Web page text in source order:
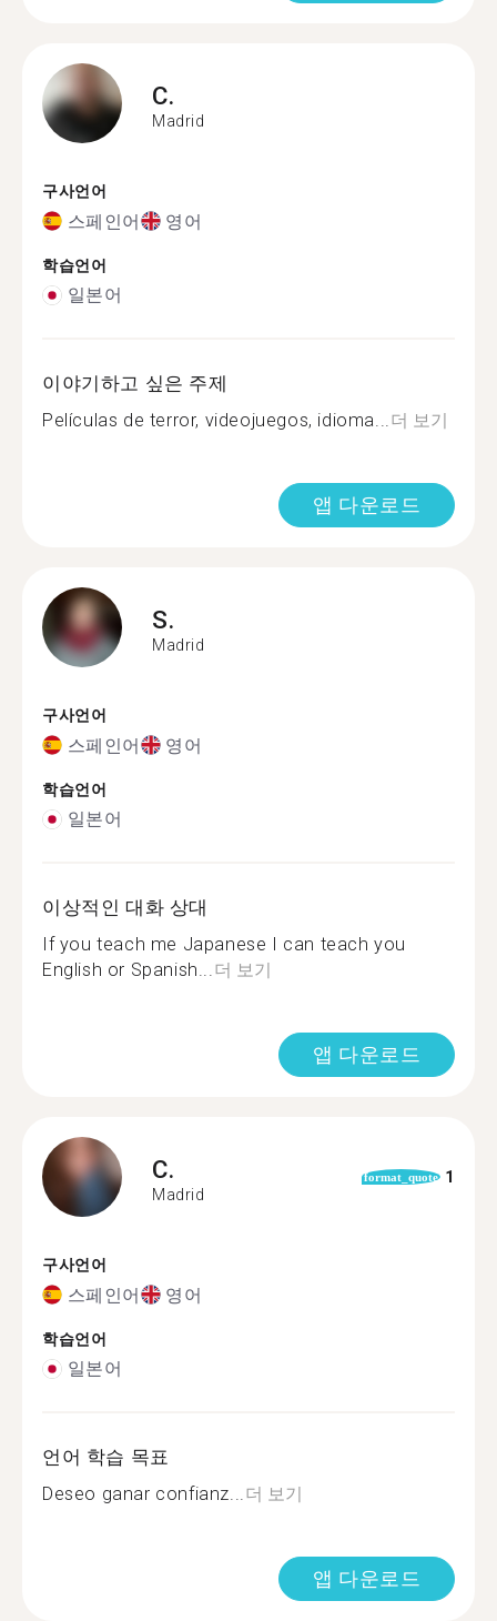
C.
Madrid
구사언어
스페인어 영어
학습언어
일본어
이야기하고 싶은 주제
Películas de terror, videojuegos, idioma...더 보기
앱 다운로드
S.
Madrid
구사언어
스페인어 영어
학습언어
일본어
이상적인 대화 상대
If you teach me Japanese I can teach you
English or Spanish...더 보기
앱 다운로드
C.
Madrid
format_quote 1
구사언어
스페인어 영어
학습언어
일본어
언어 학습 목표
Deseo ganar confianz...더 보기
앱 다운로드